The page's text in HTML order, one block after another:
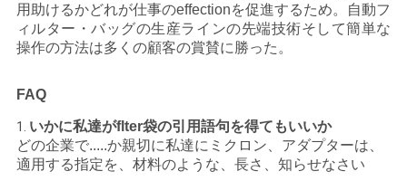
用助けるかどれが仕事のeffectionを促進するため。自動フ
ィルター・バッグの生産ラインの先端技術そして簡単な
操作の方法は多くの顧客の賞賛に勝った。
FAQ
1. いかに私達がflter袋の引用語句を得てもいいか
どの企業で.....か親切に私達にミクロン、アダプターは、
適用する指定を、材料のような、長さ、知らせなさい